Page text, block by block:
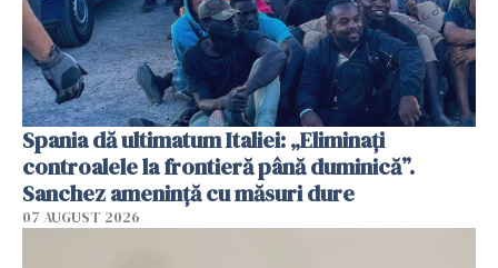
Spania dă ultimatum Italiei: „Eliminați
controalele la frontieră până duminică”.
Sanchez amenință cu măsuri dure
07 AUGUST 2026